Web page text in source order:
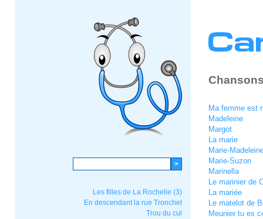
Les filles de La Rochelle (3)
En descendant la rue Tronchet
Trou du cul
Ma femme est
Madeleine
Margot
La marie
Marie-
Marie-Suzon
Marinella
Le marinier de
La mariée
Le matelot de
Meunier tu es